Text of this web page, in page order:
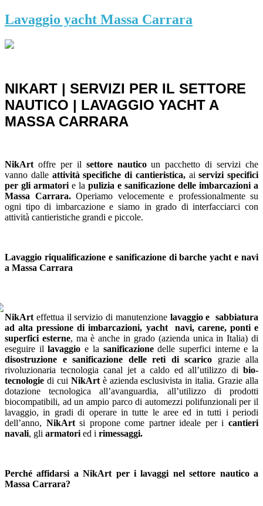
Lavaggio yacht Massa Carrara
NIKART | SERVIZI PER IL SETTORE
NAUTICO | LAVAGGIO YACHT A
MASSA CARRARA
NikArt offre per il settore nauticoun pacchetto di servizi che
vanno dalle attività specifiche di cantieristica,aiservizi specifici
per gli armatori e la pulizia e sanificazione delle imbarcazioni a
Massa Carrara.Operiamo velocemente e professionalmente su
ogni tipo di imbarcazione e siamo in grado di interfacciarci con
attività cantieristiche grandi e piccole.
Lavaggio riqualificazione e sanificazione di barche yacht e navi
a Massa Carrara
NikArt effettua il servizio di manutenzione lavaggio e sabbiatura
ad alta pressione di imbarcazioni, yacht navi, carene, ponti e
superfici esterne, ma è anche in grado (azienda unica in Italia) di
eseguire il lavaggio e la sanificazionedelle superfici interne e la
disostruzione e sanificazione delle reti di scarico grazie alla
rivoluzionaria tecnologia canal jet a caldo ed all’utilizzo di bio-
tecnologie di cui NikArtè azienda esclusivista in italia. Grazie alla
dotazione tecnologica all’avanguardia, all’utilizzo di prodotti
biocompatibili, ad un ampio parco di automezzi polifunzionali per il
lavaggio, in gradi di operare in tutte le aree ed in tutti i periodi
dell’anno, NikArtsi propone come partner ideale per icantieri
navali, gli armatori ed i rimessaggi.
Perché affidarsi a NikArt per i lavaggi nel settore nautico a
Massa Carrara?